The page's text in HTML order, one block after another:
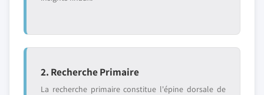
2. Recherche Primaire
La recherche primaire constitue l'épine dorsale de